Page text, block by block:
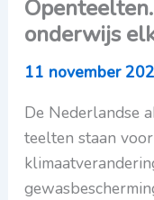
onderwijs
11 november
De Nederlandse
teelten staan